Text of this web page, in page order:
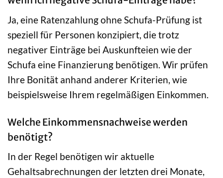
Ja, eine Ratenzahlung ohne Schufa-Prüfung ist
speziell für Personen konzipiert, die trotz
negativer Einträge bei Auskunfteien wie der
Schufa eine Finanzierung benötigen. Wir prüfen
Ihre Bonität anhand anderer Kriterien, wie
beispielsweise Ihrem regelmäßigen Einkommen.
Welche Einkommensnachweise werden
benötigt?
In der Regel benötigen wir aktuelle
Gehaltsabrechnungen der letzten drei Monate,